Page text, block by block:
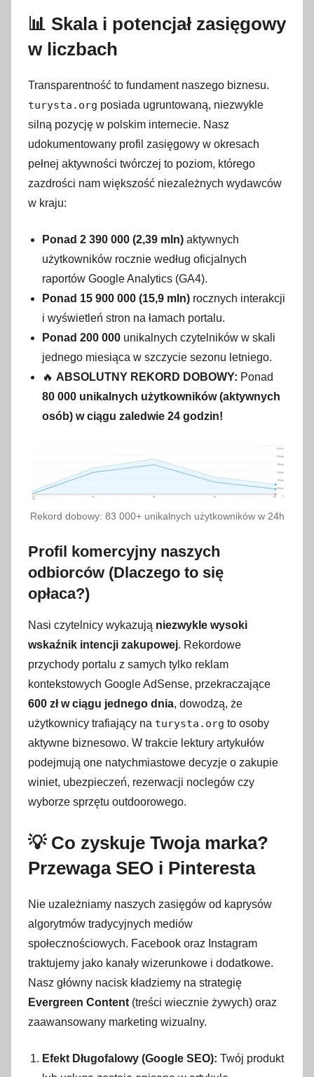
📊 Skala i potencjał zasięgowy
w liczbach
Transparentność to fundament naszego biznesu.
turysta.org posiada ugruntowaną, niezwykle
silną pozycję w polskim internecie. Nasz
udokumentowany profil zasięgowy w okresach
pełnej aktywności twórczej to poziom, którego
zazdrości nam większość niezależnych wydawców
w kraju:
Ponad 2 390 000 (2,39 mln) aktywnych
użytkowników rocznie według oficjalnych
raportów Google Analytics (GA4).
Ponad 15 900 000 (15,9 mln) rocznych interakcji
i wyświetleń stron na łamach portalu.
Ponad 200 000 unikalnych czytelników w skali
jednego miesiąca w szczycie sezonu letniego.
🔥 ABSOLUTNY REKORD DOBOWY: Ponad
80 000 unikalnych użytkowników (aktywnych
osób) w ciągu zaledwie 24 godzin!
Rekord dobowy: 83 000+ unikalnych użytkowników w 24h
Profil komercyjny naszych
odbiorców (Dlaczego to się
opłaca?)
Nasi czytelnicy wykazują niezwykle wysoki
wskaźnik intencji zakupowej. Rekordowe
przychody portalu z samych tylko reklam
kontekstowych Google AdSense, przekraczające
600 zł w ciągu jednego dnia, dowodzą, że
użytkownicy trafiający na turysta.org to osoby
aktywne biznesowo. W trakcie lektury artykułów
podejmują one natychmiastowe decyzje o zakupie
winiet, ubezpieczeń, rezerwacji noclegów czy
wyborze sprzętu outdoorowego.
💡 Co zyskuje Twoja marka?
Przewaga SEO i Pinteresta
Nie uzależniamy naszych zasięgów od kaprysów
algorytmów tradycyjnych mediów
społecznościowych. Facebook oraz Instagram
traktujemy jako kanały wizerunkowe i dodatkowe.
Nasz główny nacisk kładziemy na strategię
Evergreen Content (treści wiecznie żywych) oraz
zaawansowany marketing wizualny.
Efekt Długofalowy (Google SEO): Twój produkt